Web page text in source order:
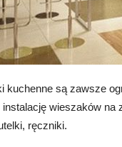
kuchenne są zawsze
wieszaków na
ręczniki.